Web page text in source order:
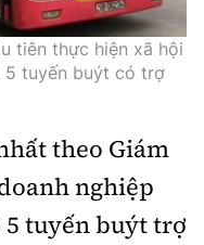
tiên thực hiện xã hội
5 tuyến buýt có trợ
theo Giám
nghiệp
tuyến buýt trợ